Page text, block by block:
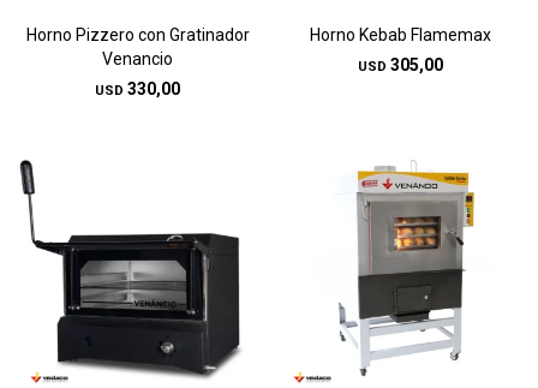
Horno Pizzero con Gratinador
Venancio
USD 330,00
Horno Kebab Flamemax
USD 305,00